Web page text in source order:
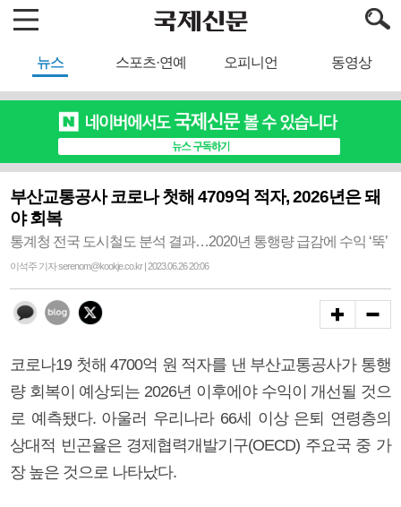
뉴스 스포츠·연예 오피니언 동영상
부산교통공사 코로나 첫해 4709억 적자, 2026년은 돼
야 회복
통계청 전국 도시철도 분석 결과…2020년 통행량 급감에 수익 ‘뚝’
이석주 기자 serenom@kookje.co.kr | 2023.06.26 20:06
코로나19 첫해 4700억 원 적자를 낸 부산교통공사가 통행
량 회복이 예상되는 2026년 이후에야 수익이 개선될 것으
로 예측됐다. 아울러 우리나라 66세 이상 은퇴 연령층의
상대적 빈곤율은 경제협력개발기구(OECD) 주요국 중 가
장 높은 것으로 나타났다.